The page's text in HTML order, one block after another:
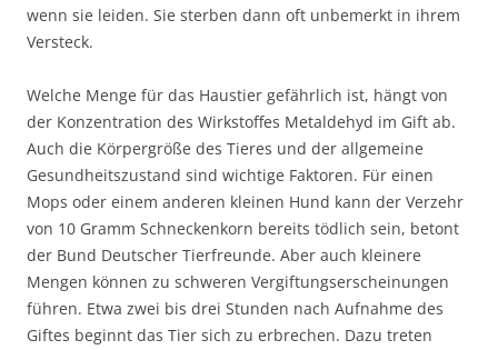
wenn sie leiden. Sie sterben dann oft unbemerkt in ihrem
Versteck.
Welche Menge für das Haustier gefährlich ist, hängt von
der Konzentration des Wirkstoffes Metaldehyd im Gift ab.
Auch die Körpergröße des Tieres und der allgemeine
Gesundheitszustand sind wichtige Faktoren. Für einen
Mops oder einem anderen kleinen Hund kann der Verzehr
von 10 Gramm Schneckenkorn bereits tödlich sein, betont
der Bund Deutscher Tierfreunde. Aber auch kleinere
Mengen können zu schweren Vergiftungserscheinungen
führen. Etwa zwei bis drei Stunden nach Aufnahme des
Giftes beginnt das Tier sich zu erbrechen. Dazu treten